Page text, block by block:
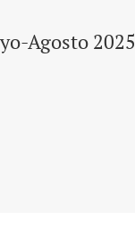
Agosto 2025